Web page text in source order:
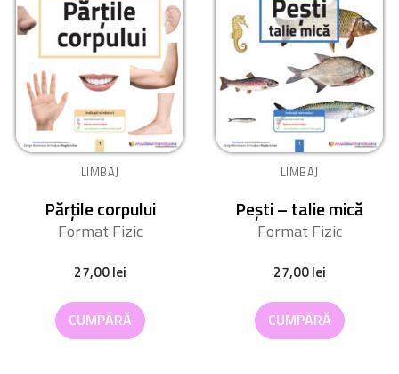
LIMBAJ
Părțile corpului
Format Fizic
27,00lei
CUMPĂRĂ
LIMBAJ
Pești – talie mică
Format Fizic
27,00lei
CUMPĂRĂ